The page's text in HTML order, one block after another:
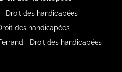
Droit des handicapées
des handicapées
- Droit des handicapées